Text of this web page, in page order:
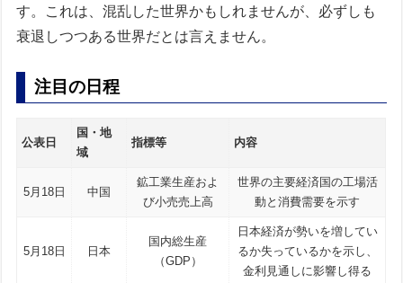
す。これは、混乱した世界かもしれませんが、必ずしも
衰退しつつある世界だとは言えません。
注目の日程
公表日
国・地
域
指標等 内容
5月18日 中国
鉱工業生産およ
び小売売上高
世界の主要経済国の工場活
動と消費需要を示す
5月18日 日本
国内総生産
（GDP）
日本経済が勢いを増してい
るか失っているかを示し、
金利見通しに影響し得る